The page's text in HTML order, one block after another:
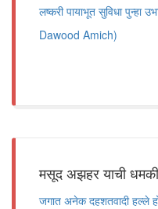
लष्करी पायाभूत सुविधा पुन्हा
Dawood Amich)
मसूद अझहर याची
जगात अनेक दहशतवादी हल्ले